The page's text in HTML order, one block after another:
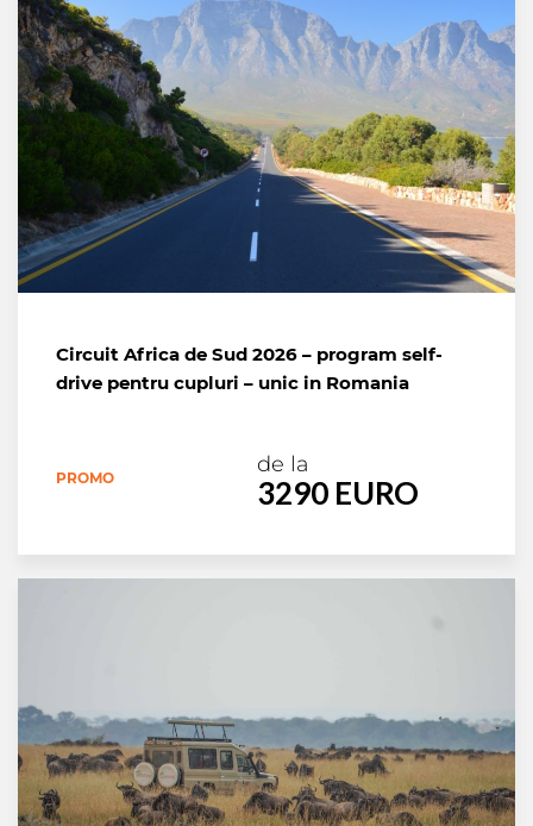
Circuit Africa de Sud 2026 – program self-
drive pentru cupluri – unic in Romania
PROMO
de la
3290 EURO